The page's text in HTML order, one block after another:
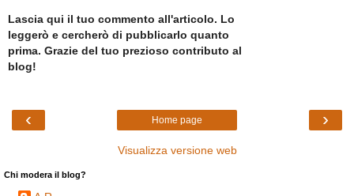
Lascia qui il tuo commento all'articolo. Lo
leggerò e cercherò di pubblicarlo quanto
prima. Grazie del tuo prezioso contributo al
blog!
‹ ›
Home page
Visualizza versione web
Chi modera il blog?